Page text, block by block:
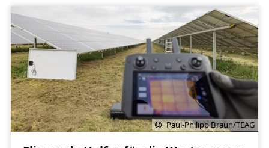
Paul-Philipp Braun/TEAG